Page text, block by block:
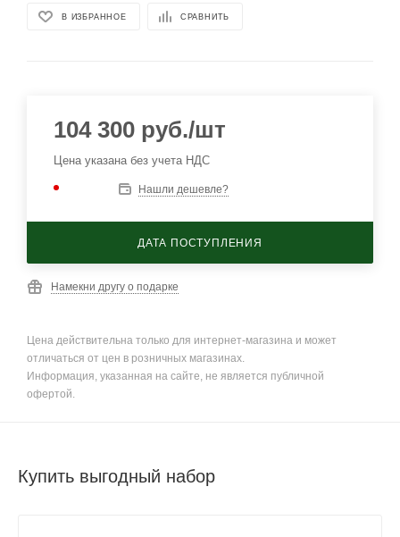
В ИЗБРАННОЕ СРАВНИТЬ
104 300 руб./шт
Цена указана без учета НДС
Нашли дешевле?
ДАТА ПОСТУПЛЕНИЯ
Намекни другу о подарке
Цена действительна только для интернет-магазина и может
отличаться от цен в розничных магазинах.
Информация, указанная на сайте, не является публичной
офертой.
Купить выгодный набор